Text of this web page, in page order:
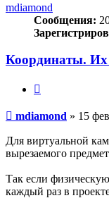
mdiamond
Сообщения:
Координаты. Их
Сообщение
mdiamond » 15
Для виртуальной
вырезаемого
Так если
каждый раз в